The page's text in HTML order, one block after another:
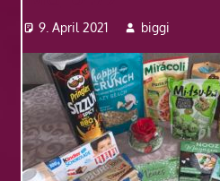
9. April 2021 biggi